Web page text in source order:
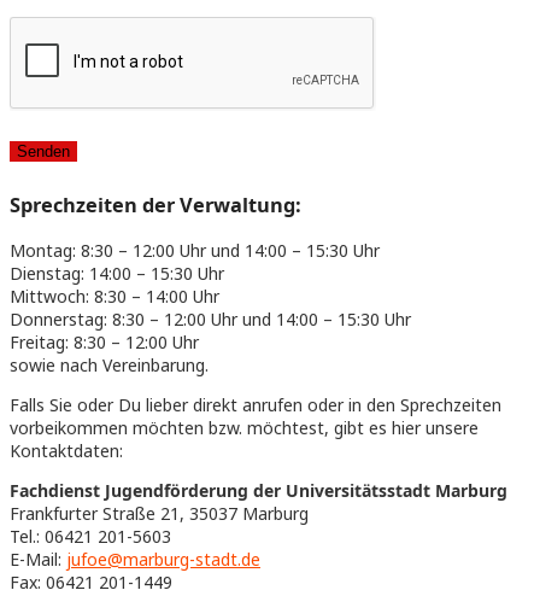
Sprechzeiten der Verwaltung:
Montag: 8:30 – 12:00 Uhr und 14:00 – 15:30 Uhr
Dienstag: 14:00 – 15:30 Uhr
Mittwoch: 8:30 – 14:00 Uhr
Donnerstag: 8:30 – 12:00 Uhr und 14:00 – 15:30 Uhr
Freitag: 8:30 – 12:00 Uhr
sowie nach Vereinbarung.
Falls Sie oder Du lieber direkt anrufen oder in den Sprechzeiten
vorbeikommen möchten bzw. möchtest, gibt es hier unsere
Kontaktdaten:
Fachdienst Jugendförderung der Universitätsstadt Marburg
Frankfurter Straße 21, 35037 Marburg
Tel.: 06421 201-5603
E-Mail: jufoe@marburg-stadt.de
Fax: 06421 201-1449